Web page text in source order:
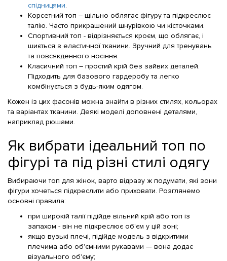
спідницями.
Корсетний топ – щільно облягає фігуру та підкреслює
талію. Часто прикрашений шнурівкою чи кісточками.
Спортивний топ - відрізняється кроєм, що облягає, і
шиється з еластичної тканини. Зручний для тренувань
та повсякденного носіння.
Класичний топ – простий крій без зайвих деталей.
Підходить для базового гардеробу та легко
комбінується з будь-яким одягом.
Кожен із цих фасонів можна знайти в різних стилях, кольорах
та варіантах тканини. Деякі моделі доповнені деталями,
наприклад рюшами.
Як вибрати ідеальний топ по
фігурі та під різні стилі одягу
Вибираючи топ для жінок, варто відразу ж подумати, які зони
фігури хочеться підкреслити або приховати. Розглянемо
основні правила:
при широкій талії підійде вільний крій або топ із
запахом - він не підкреслює об'єм у цій зоні;
якщо вузькі плечі, підійде модель з відкритими
плечима або об'ємними рукавами — вона додає
візуального об'єму;